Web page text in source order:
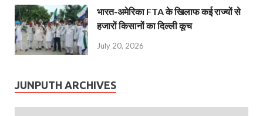
भारत-अमेरिका FTA के खिलाफ कई राज्यों से
हजारों किसानों का दिल्ली कूच
July 20, 2026
JUNPUTH ARCHIVES